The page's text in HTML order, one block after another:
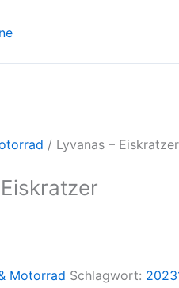
/ Lyvanas – Eiskratzer
Motorrad Schlagwort: